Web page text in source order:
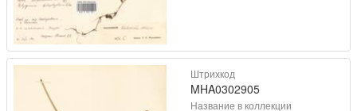
Штрихкод
MHA0302905
Название в коллекции